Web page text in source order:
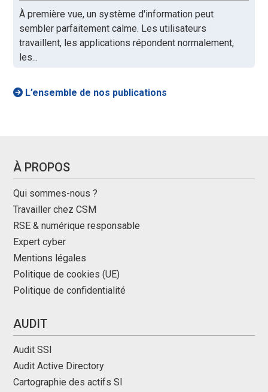
À première vue, un système d'information peut
sembler parfaitement calme. Les utilisateurs
travaillent, les applications répondent normalement,
les...
L’ensemble de nos publications
À PROPOS
Qui sommes-nous ?
Travailler chez CSM
RSE & numérique responsable
Expert cyber
Mentions légales
Politique de cookies (UE)
Politique de confidentialité
AUDIT
Audit SSI
Audit Active Directory
Cartographie des actifs SI